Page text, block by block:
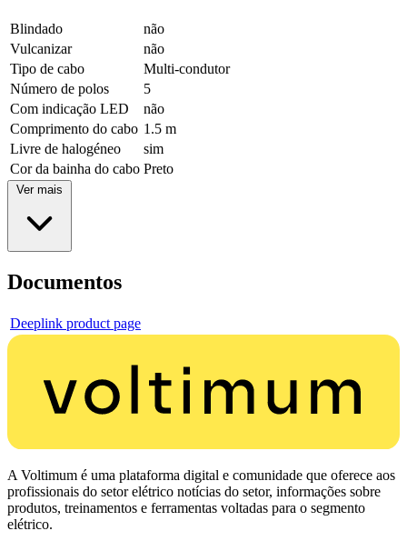
Blindado
não
Vulcanizar
não
Tipo de cabo
Multi-condutor
Número de polos
5
Com indicação LED
não
Comprimento do cabo 1.5 m
Livre de halogéneo
sim
Cor da bainha do cabo Preto
Ver mais
Documentos
Deeplink product page
A Voltimum é uma plataforma digital e comunidade que oferece aos
profissionais do setor elétrico notícias do setor, informações sobre
produtos, treinamentos e ferramentas voltadas para o segmento
elétrico.